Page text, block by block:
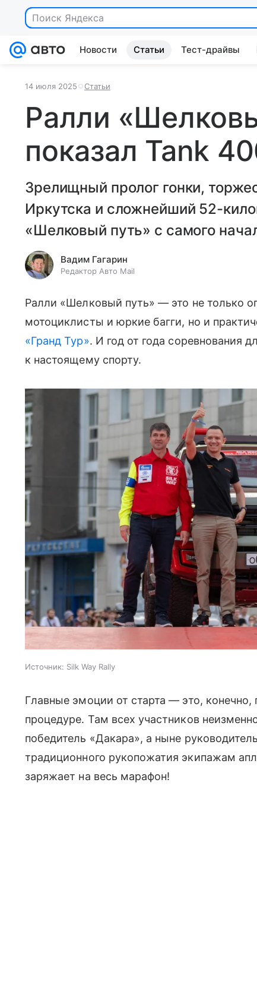
Поиск Яндекса
Новости Статьи Тест-драйвы
14 июля 2025 Статьи
Ралли
показал Tank
Зрелищный пролог гонки,
Иркутска и сложнейший 52-
«Шелковый путь» с самого
Вадим Гагарин
Редактор Авто Mail
Ралли «Шелковый путь» — это не только
мотоциклисты и юркие багги, но и
«Гранд Тур». И год от года соревнования
к настоящему спорту.
Источник: Silk Way Rally
Главные эмоции от старта — это, конечно,
процедуре. Там всех участников
победитель «Дакара», а ныне
традиционного рукопожатия экипажам
заряжает на весь марафон!